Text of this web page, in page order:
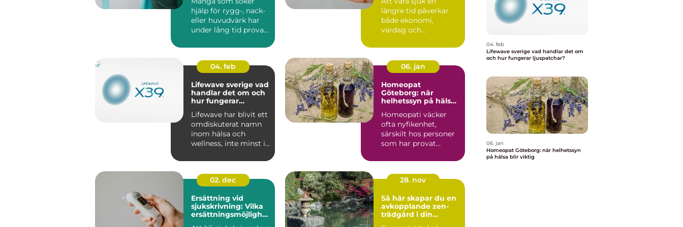
hjälp för rygg-, nack-
eller huvudvärk har
under lång tid provat
längre tid påverkar
både ekonomi,
vardag och
vet ungefär hur sju...
04. feb
Lifewave sverige vad
handlar det om och
hur fungerar
Lifewave har blivit ett
omdiskuterat namn
inom hälsa och
wellness, inte minst i
06. jan
Homeopat
Göteborg: när
helhetssyn på hälsa
Homeopati väcker
ofta nyfikenhet,
särskilt hos personer
som har provat
02. dec
Ersättning vid
sjukskrivning: Vilka
ersättningsmöjlighet
28. nov
Så här skapar du en
avkopplande zen-
trädgård i din
04. feb
Lifewave sverige vad handlar det om
och hur fungerar ljuspatchar?
06. jan
Homeopat Göteborg: när helhetssyn
på hälsa blir viktig